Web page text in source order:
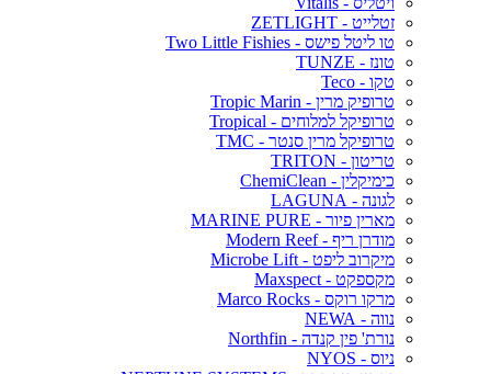
זטלייט - ZETLIGHT
טו ליטל פישס - Two Little Fishies
טונז - TUNZE
טקו - Teco
טרופיק מרין - Tropic Marin
טרופיקל למלוחים - Tropical
טרופיקל מרין סנטר - TMC
טריטון - TRITON
כימיקלין - ChemiClean
לגונה - LAGUNA
מארין פיור - MARINE PURE
מודרן ריף - Modern Reef
מיקרוב ליפט - Microbe Lift
מקספקט - Maxspect
מרקו רוקס - Marco Rocks
נווה - NEWA
נורת' פין קנדה - Northfin
ניוס - NYOS